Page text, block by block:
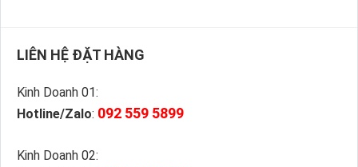
LIÊN HỆ ĐẶT HÀNG
Kinh Doanh 01:
Hotline/Zalo: 092 559 5899
Kinh Doanh 02: